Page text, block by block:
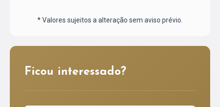
* Valores sujeitos a alteração sem aviso prévio.
Ficou interessado?